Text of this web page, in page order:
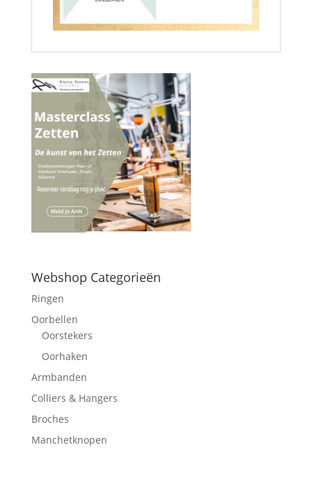
Webshop Categorieën
Ringen
Oorbellen
Oorstekers
Oorhaken
Armbanden
Colliers & Hangers
Broches
Manchetknopen